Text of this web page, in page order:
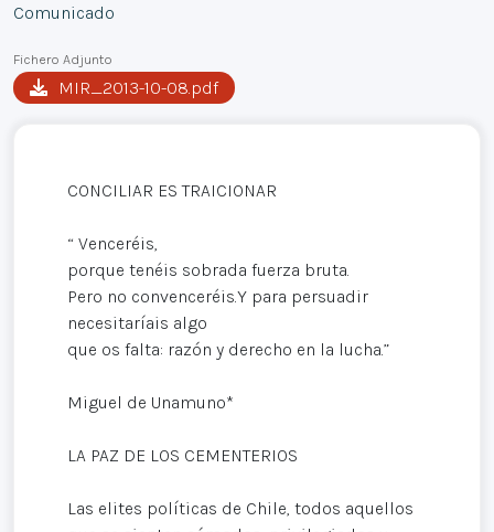
Comunicado
Fichero Adjunto
MIR_2013-10-08.pdf
CONCILIAR ES TRAICIONAR
“ Venceréis,
porque tenéis sobrada fuerza bruta.
Pero no convenceréis.Y para persuadir
necesitaríais algo
que os falta: razón y derecho en la lucha.”
Miguel de Unamuno*
LA PAZ DE LOS CEMENTERIOS
Las elites políticas de Chile, todos aquellos